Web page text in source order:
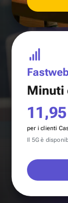
Minuti
11,95
per i clienti
Il 5G è